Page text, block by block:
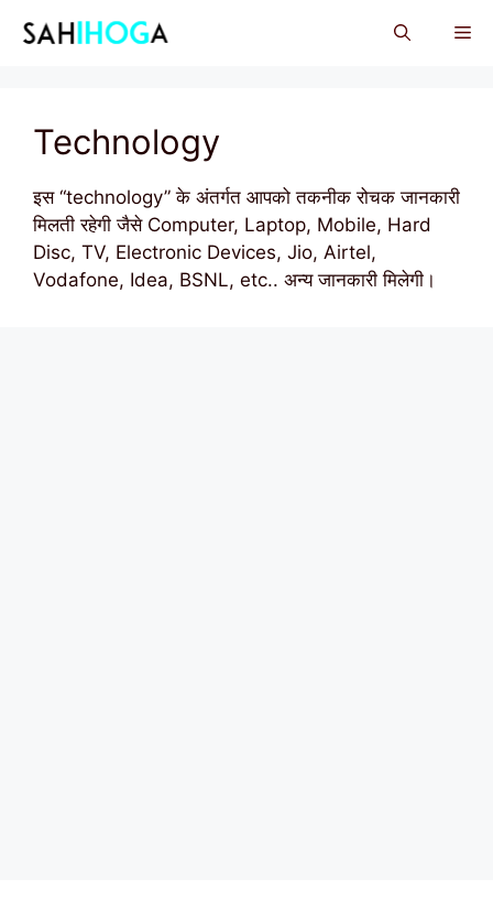
Technology
इस “technology” के अंतर्गत आपको तकनीक रोचक जानकारी
मिलती रहेगी जैसे Computer, Laptop, Mobile, Hard
Disc, TV, Electronic Devices, Jio, Airtel,
Vodafone, Idea, BSNL, etc.. अन्य जानकारी मिलेगी।